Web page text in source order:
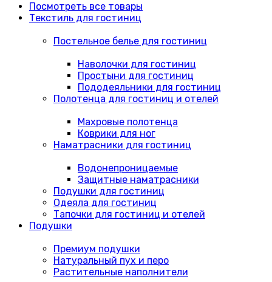
Посмотреть все товары
Текстиль для гостиниц
Постельное белье для гостиниц
Наволочки для гостиниц
Простыни для гостиниц
Пододеяльники для гостиниц
Полотенца для гостиниц и отелей
Махровые полотенца
Коврики для ног
Наматрасники для гостиниц
Водонепроницаемые
Защитные наматрасники
Подушки для гостиниц
Одеяла для гостиниц
Тапочки для гостиниц и отелей
Подушки
Премиум подушки
Натуральный пух и перо
Растительные наполнители